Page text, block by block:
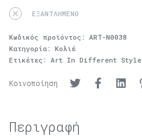
ΕΞΑΝΤΛΗΜΈΝΟ
Κωδικός προϊόντος: ART-N0038
Κατηγορία: Κολιέ
Ετικέτες: Art In Different Style
Κοινοποίηση
Περιγραφή